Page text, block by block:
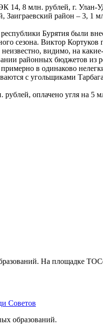
14, 8 млн. рублей, г.
Заиграевский район – 3,
Бурятия были
сезона. Виктор
видимо, на
районных бюджетов из
в одинаково
с угольщиками
оплачено угля на 5
На площадке
Советов
образований.